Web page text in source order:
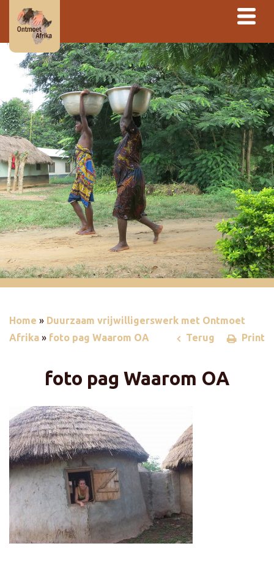
Home » Duurzaam vrijwilligerswerk met Ontmoet
Afrika » foto pag Waarom OA Print
Terug
foto pag Waarom OA